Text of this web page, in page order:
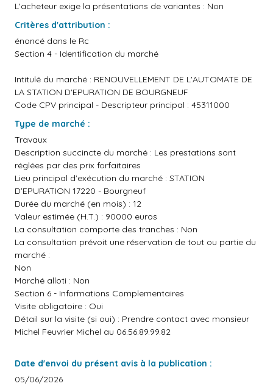
L'acheteur exige la présentations de variantes : Non
Critères d'attribution :
énoncé dans le Rc
Section 4 - Identification du marché
Intitulé du marché : RENOUVELLEMENT DE L'AUTOMATE DE
LA STATION D'EPURATION DE BOURGNEUF
Code CPV principal - Descripteur principal : 45311000
Type de marché :
Travaux
Description succincte du marché : Les prestations sont
réglées par des prix forfaitaires
Lieu principal d'exécution du marché : STATION
D'EPURATION 17220 - Bourgneuf
Durée du marché (en mois) : 12
Valeur estimée (H.T.) : 90000 euros
La consultation comporte des tranches : Non
La consultation prévoit une réservation de tout ou partie du
marché :
Non
Marché alloti : Non
Section 6 - Informations Complementaires
Visite obligatoire : Oui
Détail sur la visite (si oui) : Prendre contact avec monsieur
Michel Feuvrier Michel au 06.56.89.99.82
Date d'envoi du présent avis à la publication :
05/06/2026